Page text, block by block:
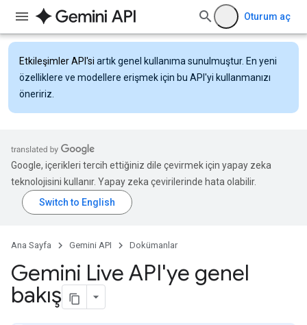
Oturum aç
Etkileşimler API'si artık genel kullanıma sunulmuştur. En yeni
özelliklere ve modellere erişmek için bu API'yi kullanmanızı
öneririz.
Google, içerikleri tercih ettiğiniz dile çevirmek için yapay zeka
teknolojisini kullanır. Yapay zeka çevirilerinde hata olabilir.
Ana Sayfa Gemini API Dokümanlar
Gemini Live API'ye genel
bakış